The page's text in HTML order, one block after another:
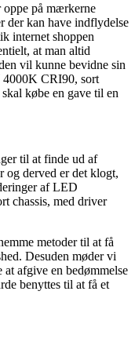
på mærkerne
der kan have indflydelse
internet shoppen
at man altid
vil kunne bevidne sin
CRI90, sort
købe en gave til en
til at finde ud af
og derved er det klogt,
af LED
chassis, med driver
metoder til at få
Desuden møder vi
afgive en bedømmelse
benyttes til at få et